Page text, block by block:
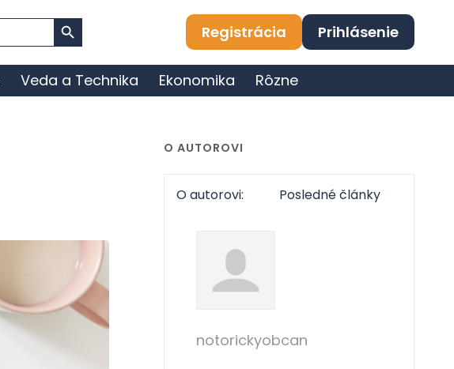
Search Button
Registrácia Prihlásenie
Veda a Technika Ekonomika Rôzne
O AUTOROVI
O autorovi: Posledné články
notorickyobcan